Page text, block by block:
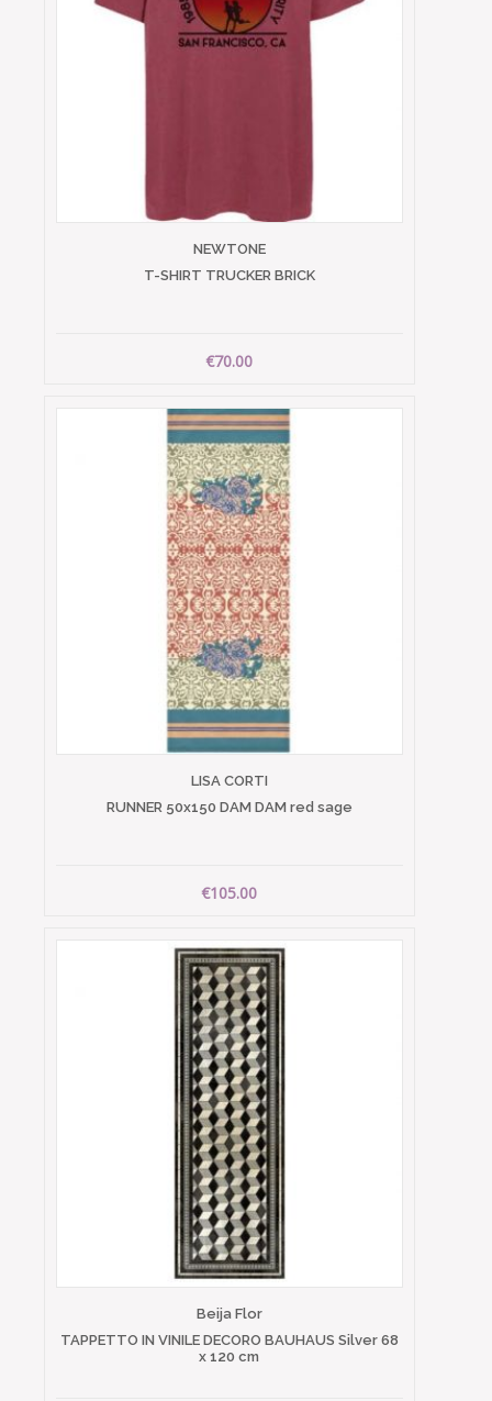
NEWTONE
T-SHIRT TRUCKER BRICK
€70.00
LISA CORTI
RUNNER 50x150 DAM DAM red sage
€105.00
Beija Flor
TAPPETTO IN VINILE DECORO BAUHAUS Silver 68
x 120 cm